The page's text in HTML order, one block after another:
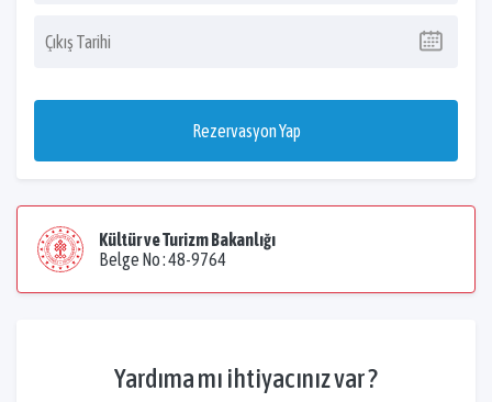
Rezervasyon Yap
Kültür ve Turizm Bakanlığı
Belge No : 48-9764
Yardıma mı ihtiyacınız var ?